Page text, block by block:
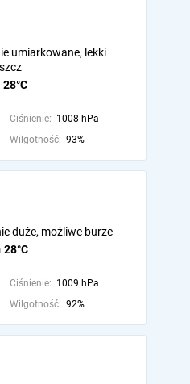
28°C
umiarkowane, lekki
Ciśnienie: 1008 hPa
Wilgotność: 93%
28°C
duże, możliwe burze
Ciśnienie: 1009 hPa
Wilgotność: 92%